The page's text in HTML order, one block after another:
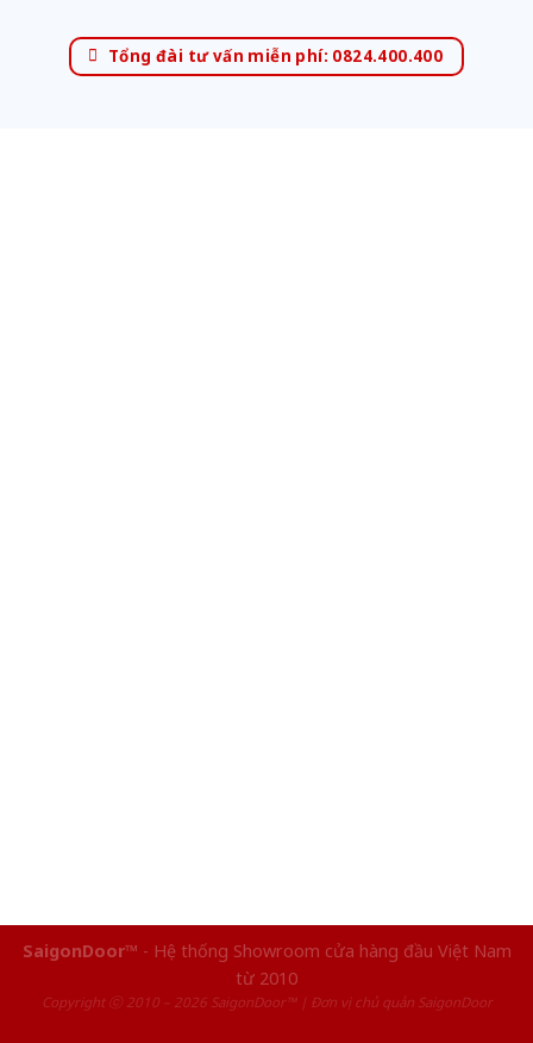
Tổng đài tư vấn miễn phí: 0824.400.400
SaigonDoor™ - Hệ thống Showroom cửa hàng đầu Việt Nam
từ 2010
Copyright ⓒ 2010 – 2026 SaigonDoor™ | Đơn vị chủ quản SaigonDoor